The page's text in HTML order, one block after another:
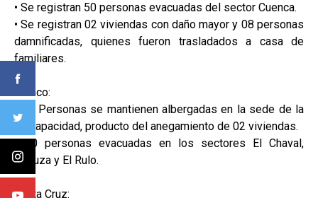
• Se registran 50 personas evacuadas del sector Cuenca.
• Se registran 02 viviendas con daño mayor y 08 personas
damnificadas, quienes fueron trasladados a casa de
familiares.
Coinco:
• 08 Personas se mantienen albergadas en la sede de la
discapacidad, producto del anegamiento de 02 viviendas.
• 20 personas evacuadas en los sectores El Chaval,
Maruza y El Rulo.
Santa Cruz: